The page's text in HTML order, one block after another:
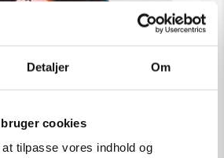
Detaljer Om
cookies
tilpasse vores indhold og
l – grafik af Ole Ahlberg
Grafik af Ole Ahlberg